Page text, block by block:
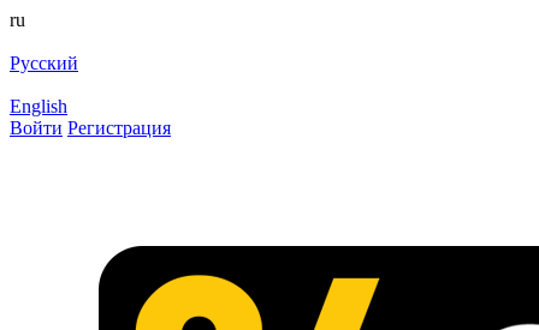
ru
Русский
English
Войти Регистрация